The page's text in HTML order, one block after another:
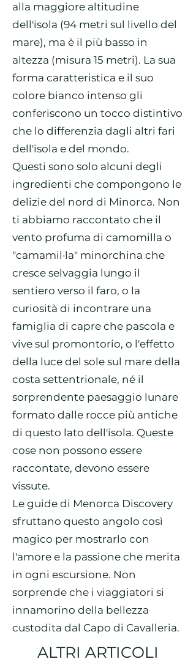
alla maggiore altitudine
dell'isola (94 metri sul livello del
mare), ma è il più basso in
altezza (misura 15 metri). La sua
forma caratteristica e il suo
colore bianco intenso gli
conferiscono un tocco distintivo
che lo differenzia dagli altri fari
dell'isola e del mondo.
Questi sono solo alcuni degli
ingredienti che compongono le
delizie del nord di Minorca. Non
ti abbiamo raccontato che il
vento profuma di camomilla o
"camamil·la" minorchina che
cresce selvaggia lungo il
sentiero verso il faro, o la
curiosità di incontrare una
famiglia di capre che pascola e
vive sul promontorio, o l'effetto
della luce del sole sul mare della
costa settentrionale, né il
sorprendente paesaggio lunare
formato dalle rocce più antiche
di questo lato dell'isola. Queste
cose non possono essere
raccontate, devono essere
vissute.
Le guide di Menorca Discovery
sfruttano questo angolo così
magico per mostrarlo con
l'amore e la passione che merita
in ogni escursione. Non
sorprende che i viaggiatori si
innamorino della bellezza
custodita dal Capo di Cavalleria.
ALTRI ARTICOLI